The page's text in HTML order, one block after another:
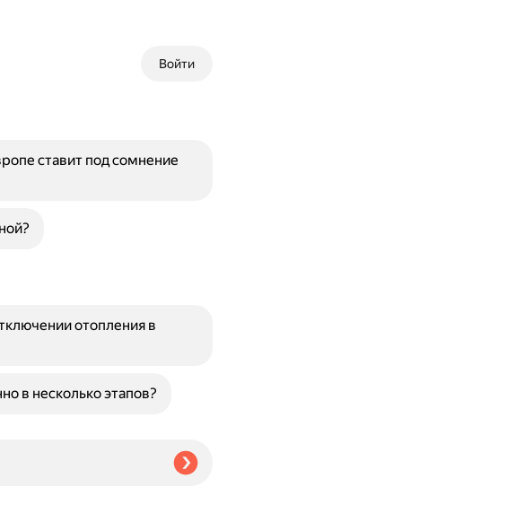
Войти
ставит под сомнение
отопления в
в несколько этапов?